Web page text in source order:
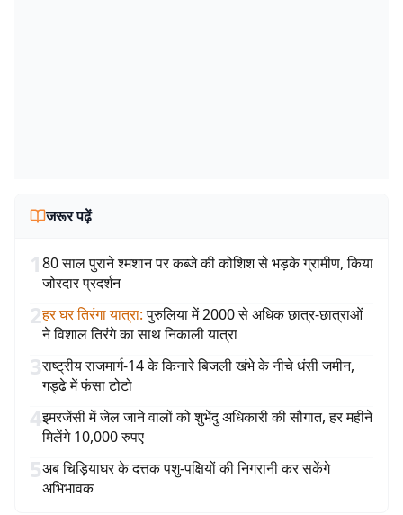
जरूर पढ़ें
180 साल पुराने श्मशान पर कब्जे की कोशिश से भड़के ग्रामीण, किया
जोरदार प्रदर्शन
2हर घर तिरंगा यात्रा: पुरुलिया में 2000 से अधिक छात्र-छात्राओं
ने विशाल तिरंगे का साथ निकाली यात्रा
3राष्ट्रीय राजमार्ग-14 के किनारे बिजली खंभे के नीचे धंसी जमीन,
गड्ढे में फंसा टोटो
4इमरजेंसी में जेल जाने वालों को शुभेंदु अधिकारी की सौगात, हर महीने
मिलेंगे 10,000 रुपए
5अब चिड़ियाघर के दत्तक पशु-पक्षियों की निगरानी कर सकेंगे
अभिभावक